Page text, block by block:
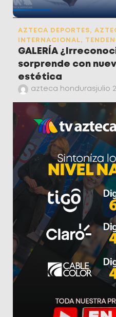
AZTECA DEPORTES,
INTERNACIONAL,
GALERÍA
sorprende con
estética
azteca honduras julio